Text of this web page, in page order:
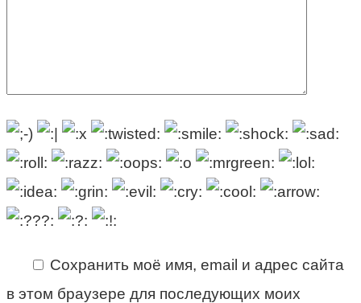
Сохранить моё имя, email и адрес сайта
в этом браузере для последующих моих